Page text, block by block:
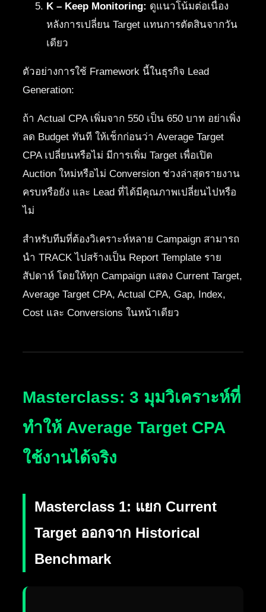
K – Keep Monitoring: ดูแนวโน้มต่อเนื่อง
หลังการเปลี่ยน Target แทนการตัดสินจากวัน
เดียว
ตัวอย่างการใช้ Framework นี้ในธุรกิจ Lead
Generation:
ถ้า Actual CPA เพิ่มจาก 550 เป็น 650 บาท อย่าเพิ่ง
ลด Budget ทันที ให้เช็กก่อนว่า Average Target
CPA เปลี่ยนหรือไม่ มีการเพิ่ม Target เพื่อเปิด
Auction ใหม่หรือไม่ Conversion ช่วงล่าสุดรายงาน
ครบหรือยัง และ Lead ที่ได้มีคุณภาพเปลี่ยนไปหรือ
ไม่
สำหรับทีมที่ต้องวิเคราะห์หลาย Campaign สามารถ
นำ TRACK ไปสร้างเป็น Report Template ราย
สัปดาห์ โดยให้ทุก Campaign แสดง Current Target,
Average Target CPA, Actual CPA, Gap, Index,
Cost และ Conversions ในหน้าเดียว
Masterclass: 3 มุมวิเคราะห์ที่
ทำให้ Average Target CPA
ใช้งานได้จริง
Masterclass 1: แยก Current
Target ออกจาก Historical
Benchmark